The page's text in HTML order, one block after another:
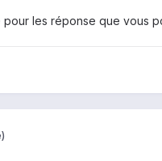
les réponse que vous